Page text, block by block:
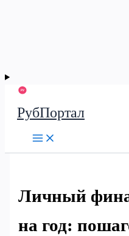
РубПортал
Личный
на год: